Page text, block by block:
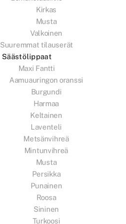
Kirkas
Musta
Valkoinen
Suuremmat tilauserät
Säästölippaat
Maxi Fantti
Aamuauringon oranssi
Burgundi
Harmaa
Keltainen
Laventeli
Metsänvihreä
Mintunvihreä
Musta
Persikka
Punainen
Roosa
Sininen
Turkoosi